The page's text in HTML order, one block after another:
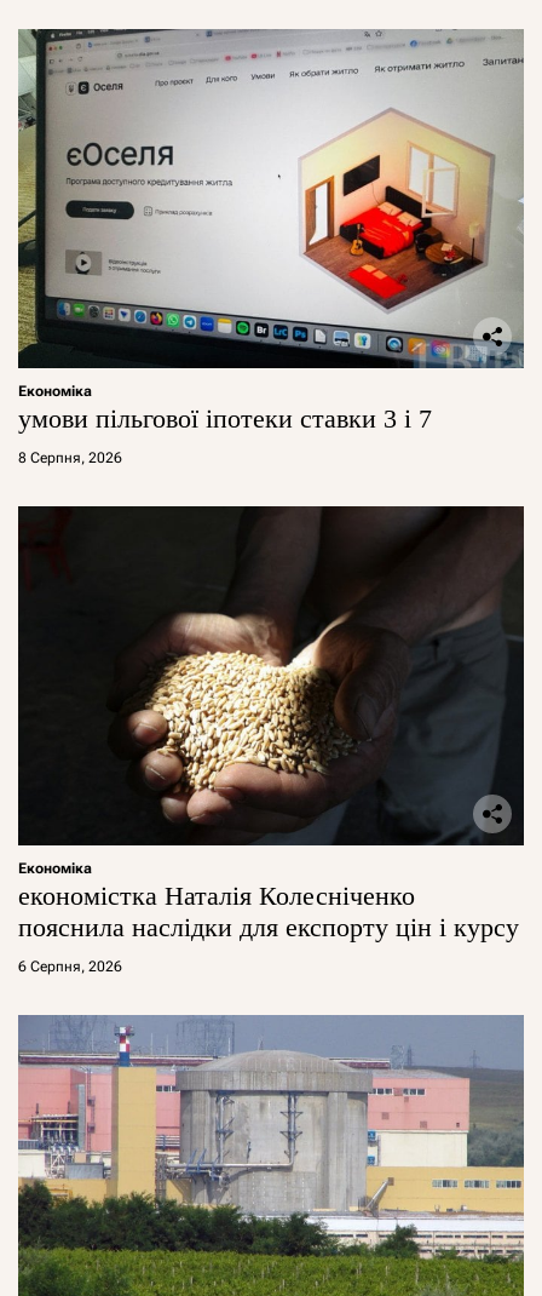
Економіка
умови пільгової іпотеки ставки 3 і 7
8 Серпня, 2026
Економіка
економістка Наталія Колесніченко
пояснила наслідки для експорту цін і курсу
6 Серпня, 2026